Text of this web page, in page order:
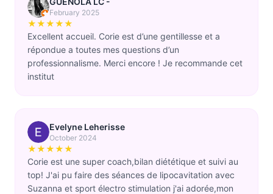
February 2025
★★★★★
Excellent accueil. Corie est d’une gentillesse et a
répondue a toutes mes questions d’un
professionnalisme. Merci encore ! Je recommande cet
institut
Evelyne Leherisse
October 2024
★★★★★
Corie est une super coach,bilan diététique et suivi au
top! J'ai pu faire des séances de lipocavitation avec
Suzanna et sport électro stimulation j'ai adorée,mon